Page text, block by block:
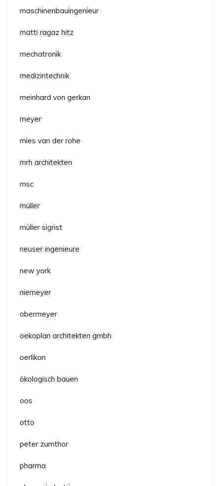
maschinenbauingenieur
matti ragaz hitz
mechatronik
medizintechnik
meinhard von gerkan
meyer
mies van der rohe
mrh architekten
msc
müller
müller sigrist
neuser ingenieure
new york
niemeyer
obermeyer
oekoplan architekten gmbh
oerlikon
ökologisch bauen
oos
otto
peter zumthor
pharma